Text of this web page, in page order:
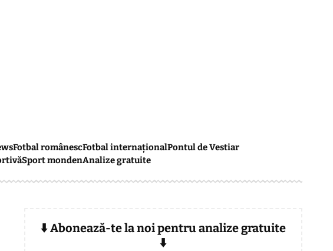
Fotbal românescFotbal internaționalPontul de Vestiar
Sport mondenAnalize gratuite
⬇️ Abonează-te la noi pentru analize gratuite
⬇️